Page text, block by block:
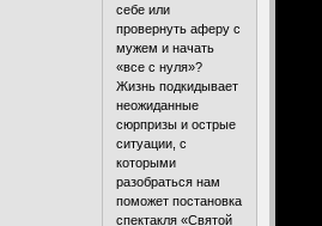
себе или
провернуть аферу с
мужем и начать
«все с нуля»?
Жизнь подкидывает
неожиданные
сюрпризы и острые
ситуации, с
которыми
разобраться нам
поможет постановка
спектакля «Святой